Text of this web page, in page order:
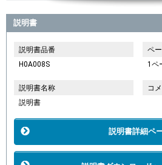
説明書
説明書品番
H0A008S
ペ
1ペ
説明書名称
説明書
コ
説明書詳細ペ